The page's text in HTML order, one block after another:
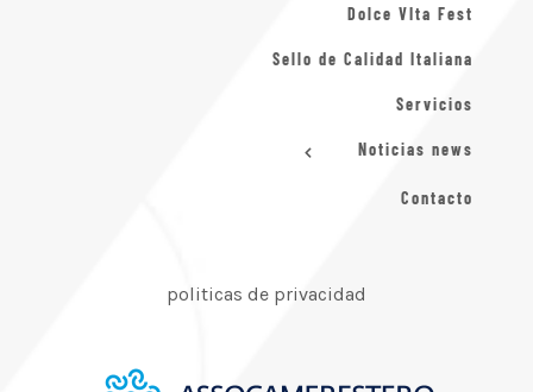
Dolce VIta Fest
Sello de Calidad Italiana
Servicios
Noticias news
Contacto
politicas de privacidad